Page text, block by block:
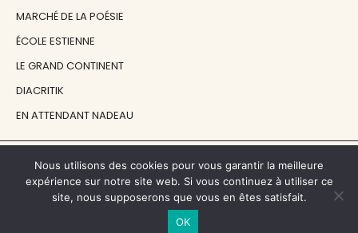
MARCHÉ DE LA POÉSIE
ÉCOLE ESTIENNE
LE GRAND CONTINENT
DIACRITIK
EN ATTENDANT NADEAU
NOS SOUTIENS
CENTRE NATIONAL DU LIVRE
Nous utilisons des cookies pour vous garantir la meilleure
expérience sur notre site web. Si vous continuez à utiliser ce
site, nous supposerons que vous en êtes satisfait.
OK